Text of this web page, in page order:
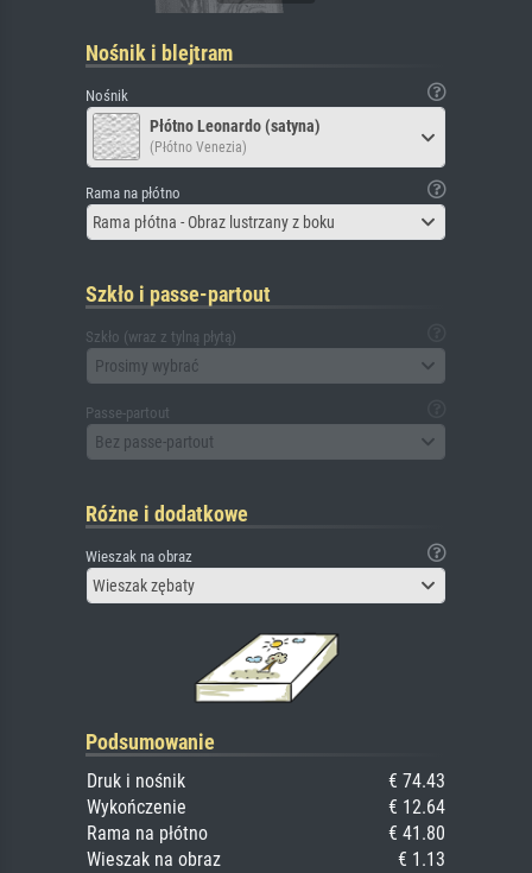
Nośnik i blejtram
Nośnik
Płótno Leonardo (satyna)
(Płótno Venezia)
Rama na płótno
Rama płótna - Obraz lustrzany z boku
Szkło i passe-partout
Szkło (wraz z tylną płytą)
Prosimy wybrać
Passe-partout
Bez passe-partout
Różne i dodatkowe
Wieszak na obraz
Wieszak zębaty
Podsumowanie
Druk i nośnik
€ 74.43
Wykończenie
€ 12.64
Rama na płótno
€ 41.80
Wieszak na obraz
€ 1.13